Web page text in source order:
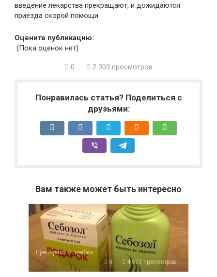
введение лекарства прекращают, и дожидаются
приезда скорой помощи.
Оцените публикацию:
(Пока оценок нет)
0 2 303 просмотров
Понравилась статья? Поделиться с
друзьями:
Вам также может быть интересно
Препараты от грибка
0
4 853 просмотров